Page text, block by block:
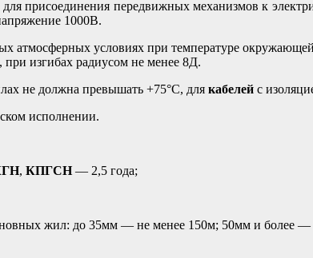
для присоединения передвижных механизмов к
1000В.
атмосферных условиях при температуре
изгибах радиусом не менее 8Д.
не должна превышать +75°С, для кабелей с
исполнении.
, КПГСН— 2,5 года;
жил: до 35мм — не менее 150м; 50мм и более —